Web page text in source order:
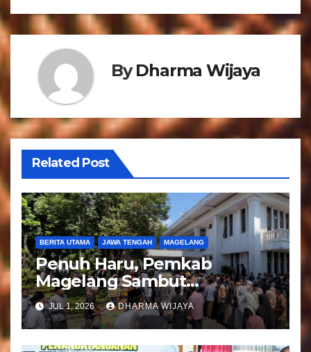
a
p
o
s
ByDharma Wijaya
Related Post
BERITA UTAMA JAWA TENGAH MAGELANG
Penuh Haru, Pemkab
Magelang Sambut
Kepulangan Jemaah Haji
Kloter 81
JUL 1, 2026 DHARMA WIJAYA